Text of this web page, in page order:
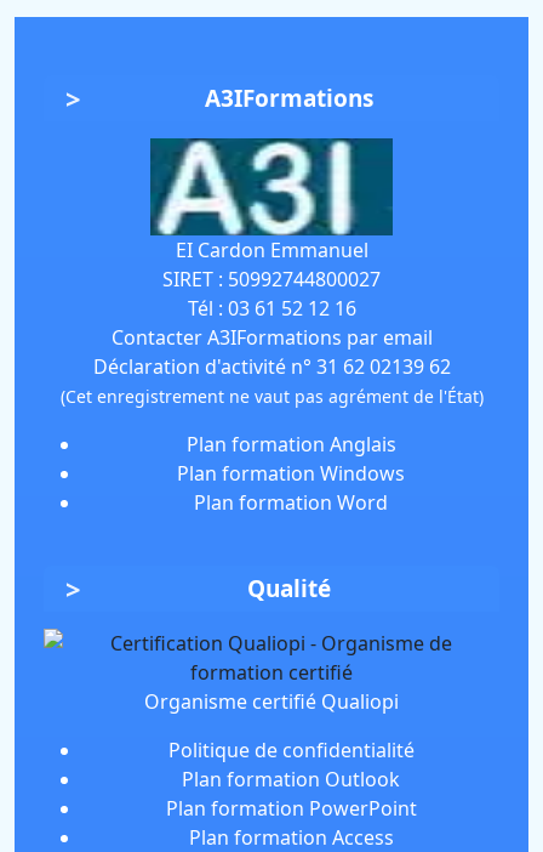
A3IFormations
EI Cardon Emmanuel
SIRET : 50992744800027
Tél : 03 61 52 12 16
Contacter A3IFormations par email
Déclaration d'activité n° 31 62 02139 62
(Cet enregistrement ne vaut pas agrément de l'État)
Plan formation Anglais
Plan formation Windows
Plan formation Word
Qualité
Organisme certifié Qualiopi
Politique de confidentialité
Plan formation Outlook
Plan formation PowerPoint
Plan formation Access